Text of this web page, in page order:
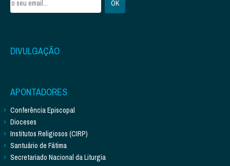
DIVULGAÇÃO
APONTADORES
Conferência Episcopal
Dioceses
Institutos Religiosos (CIRP)
Santuário de Fátima
Secretariado Nacional da Liturgia